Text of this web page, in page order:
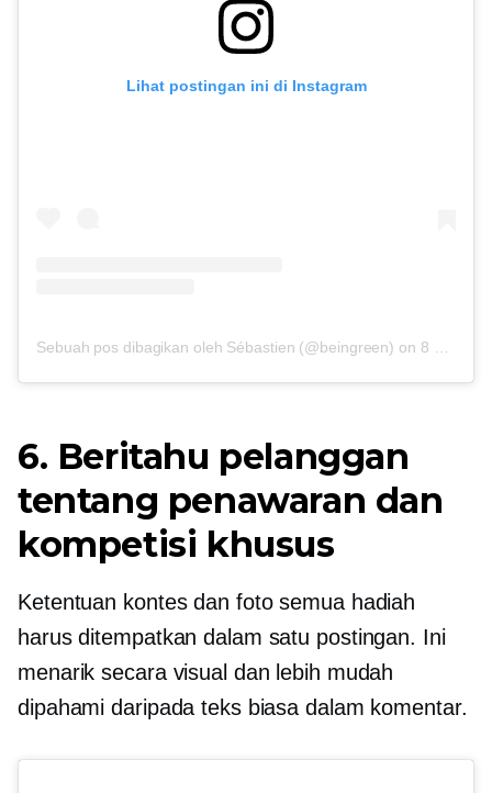
Lihat postingan ini di Instagram
Sebuah pos dibagikan oleh Sébastien (@beingreen) on 8 Mei 2017 pukul 1 PDT
6. Beritahu pelanggan
tentang penawaran dan
kompetisi khusus
Ketentuan kontes dan foto semua hadiah
harus ditempatkan dalam satu postingan. Ini
menarik secara visual dan lebih mudah
dipahami daripada teks biasa dalam komentar.